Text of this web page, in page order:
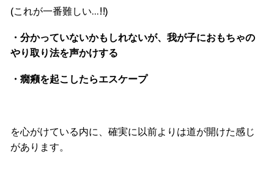
(これが一番難しい…!!)
・分かっていないかもしれないが、我が子におもちゃの
やり取り法を声かけする
・癇癪を起こしたらエスケープ
を心がけている内に、確実に以前よりは道が開けた感じ
があります。